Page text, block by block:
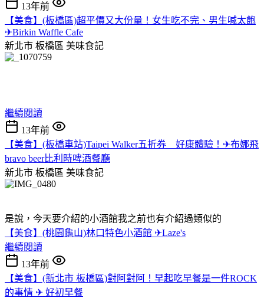
13年前
【美食】(板橋區)超平價又大份量！女生吃不完、男生喊太飽
✈Birkin Waffle Cafe
新北市 板橋區 美味食記
繼續閱讀
13年前
【美食】(板橋車站)Taipei Walker五折券 好康體驗！✈布娜飛
bravo beer比利時啤酒餐廳
新北市 板橋區 美味食記
是說，今天要介紹的小酒館我之前也有介紹過類似的
【美食】(桃園龜山)林口特色小酒館 ✈Laze's
繼續閱讀
13年前
【美食】(新北市 板橋區)對阿對阿！早起吃早餐是一件ROCK
的事情 ✈ 好初早餐